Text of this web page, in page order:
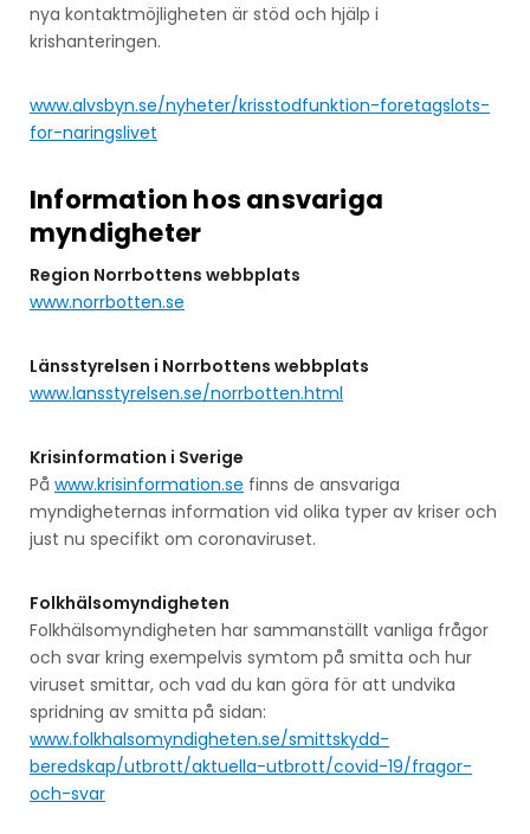
nya kontaktmöjligheten är stöd och hjälp i
krishanteringen.
www.alvsbyn.se/nyheter/krisstodfunktion-foretagslots-
for-naringslivet
Information hos ansvariga
myndigheter
Region Norrbottens webbplats
www.norrbotten.se
Länsstyrelsen i Norrbottens webbplats
www.lansstyrelsen.se/norrbotten.html
Krisinformation i Sverige
På www.krisinformation.se finns de ansvariga
myndigheternas information vid olika typer av kriser och
just nu specifikt om coronaviruset.
Folkhälsomyndigheten
Folkhälsomyndigheten har sammanställt vanliga frågor
och svar kring exempelvis symtom på smitta och hur
viruset smittar, och vad du kan göra för att undvika
spridning av smitta på sidan:
www.folkhalsomyndigheten.se/smittskydd-
beredskap/utbrott/aktuella-utbrott/covid-19/fragor-
och-svar